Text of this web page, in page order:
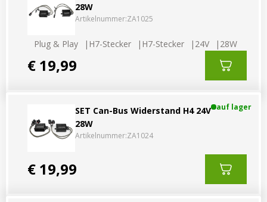
28W
Artikelnummer:ZA1025
Plug & Play H7-Stecker H7-Stecker 24V 28W
€ 19,99
SET Can-Bus Widerstand H4 24V
28W
Artikelnummer:ZA1024
auf lager
€ 19,99